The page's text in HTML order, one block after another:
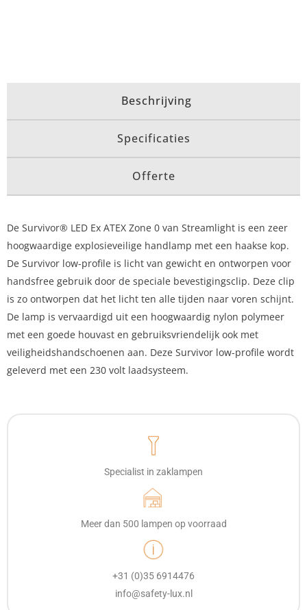
Beschrijving
Specificaties
Offerte
De Survivor® LED Ex ATEX Zone 0 van Streamlight is een zeer
hoogwaardige explosieveilige handlamp met een haakse kop.
De Survivor low-profile is licht van gewicht en ontworpen voor
handsfree gebruik door de speciale bevestigingsclip. Deze clip
is zo ontworpen dat het licht ten alle tijden naar voren schijnt.
De lamp is vervaardigd uit een hoogwaardig nylon polymeer
met een goede houvast en gebruiksvriendelijk ook met
veiligheidshandschoenen aan. Deze Survivor low-profile wordt
geleverd met een 230 volt laadsysteem.
Specialist in zaklampen
Meer dan 500 lampen op voorraad
+31 (0)35 6914476
info@safety-lux.nl